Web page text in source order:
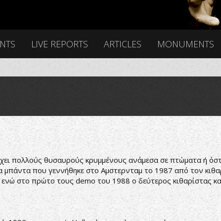
LIVE REPORTS ARTICLES MONUMENTS
πολλούς θυσαυρούς κρυμμένους ανάμεσα σε πτώματα ή
μπάντα που γεννήθηκε στο Αμστερνταμ το 1987 από τον
στο πρώτο τους demo του 1988 ο δεύτερος κιθαρίστας